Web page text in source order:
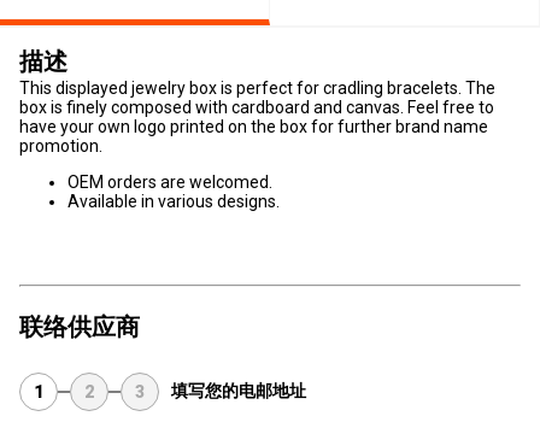
描述
This displayed jewelry box is perfect for cradling bracelets. The
box is finely composed with cardboard and canvas. Feel free to
have your own logo printed on the box for further brand name
promotion.
OEM orders are welcomed.
Available in various designs.
联络供应商
1 2 3 填写您的电邮地址